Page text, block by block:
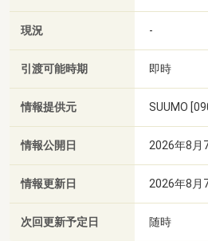
現況 -
引渡可能時期 即時
情報提供元 SUUMO
情報公開日 2026年8月
情報更新日 2026年8月
次回更新予定日 随時